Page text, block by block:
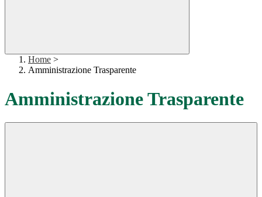
Home >
Amministrazione Trasparente
Amministrazione Trasparente